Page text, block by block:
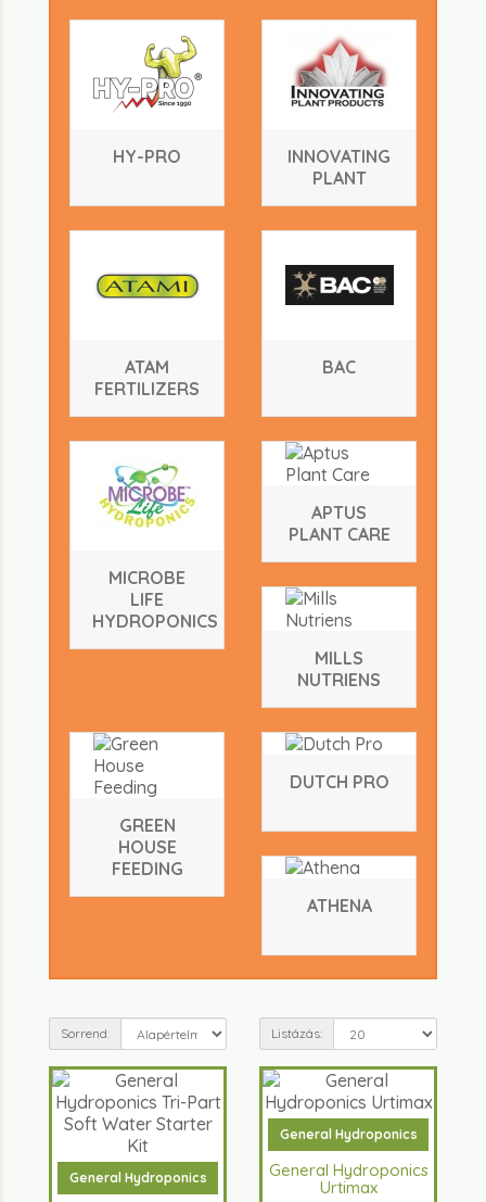
HY-PRO
INNOVATING
PLANT
ATAM
FERTILIZERS
BAC
MICROBE
LIFE
HYDROPONICS
APTUS
PLANT CARE
MILLS
NUTRIENS
GREEN
HOUSE
FEEDING
DUTCH PRO
ATHENA
Sorrend: Listázás:
General Hydroponics
General Hydroponics
General Hydroponics
Urtimax